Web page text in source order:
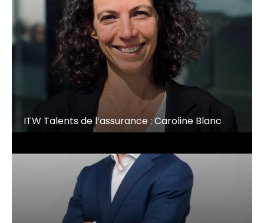
ITW Talents de l’assurance : Caroline Blanc